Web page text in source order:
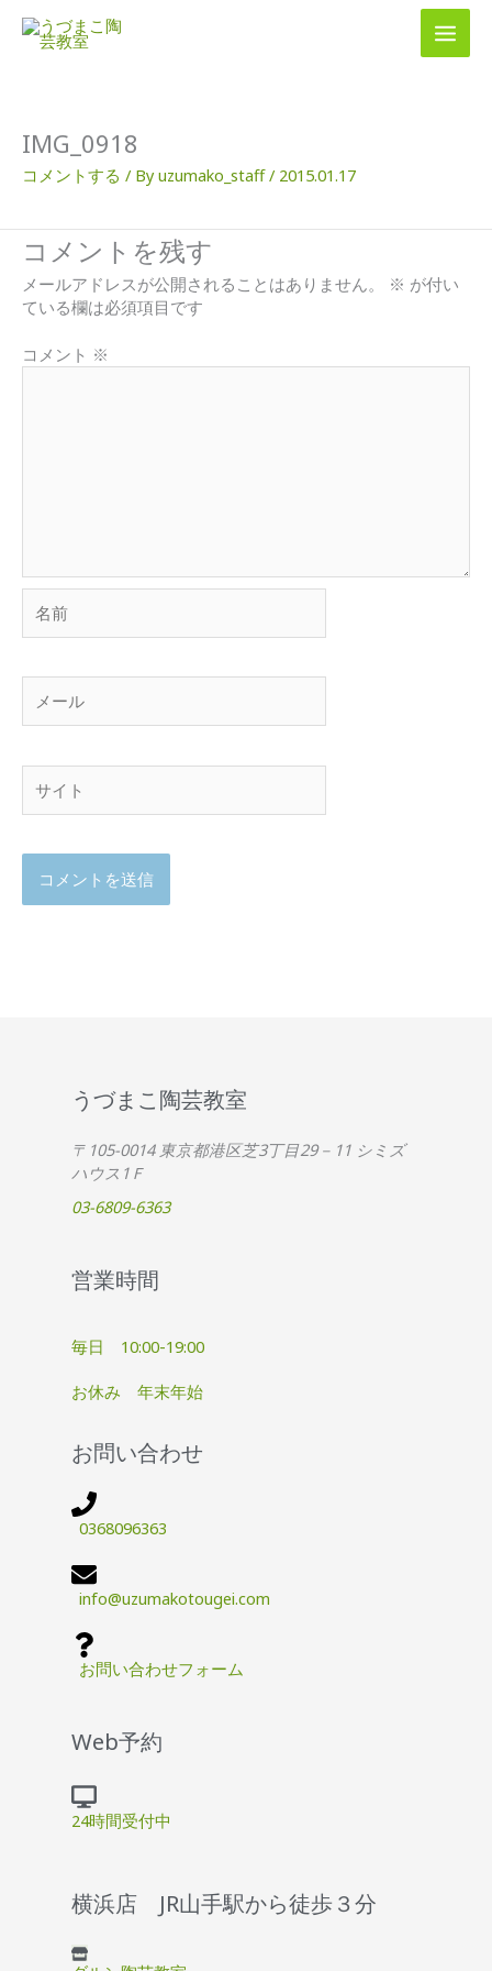
IMG_0918
コメントする / Byuzumako_staff/ 2015.01.17
コメントを残す
メールアドレスが公開されることはありません。 ※ が付い
ている欄は必須項目です
コメント ※
前
ー
ル
ト
うづまこ陶芸教室
〒105-0014 東京都港区芝3丁目29－11 シミズ
ハウス1Ｆ
03-6809-6363
営業時間
毎日 10:00-19:00
お休み 年末年始
お問い合わせ
0368096363
info@uzumakotougei.com
お問い合わせフォーム
Web予約
24時間受付中
横浜店 JR山手駅から徒歩３分